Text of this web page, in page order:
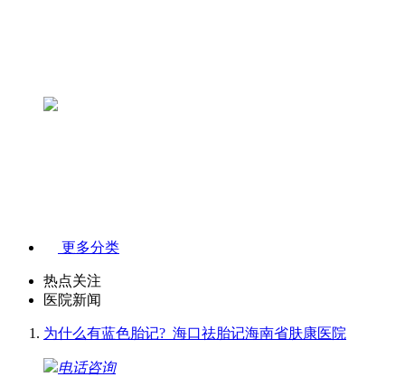
更多分类
热点关注
医院新闻
为什么有蓝色胎记?_海口祛胎记海南省肤康医院
电话咨询